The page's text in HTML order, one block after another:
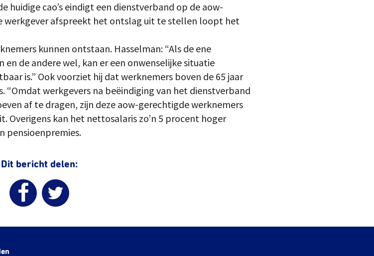
huidige cao’s eindigt een dienstverband op de aow-
werkgever afspreekt het ontslag uit te stellen loopt het
kunnen ontstaan. Hasselman: “Als de ene
de andere wel, kan er een onwenselijke situatie
is.” Ook voorziet hij dat werknemers boven de 65 jaar
“Omdat werkgevers na beëindiging van het dienstverband
af te dragen, zijn deze aow-gerechtigde werknemers
Overigens kan het nettosalaris zo’n 5 procent hoger
pensioenpremies.
Dit bericht delen: